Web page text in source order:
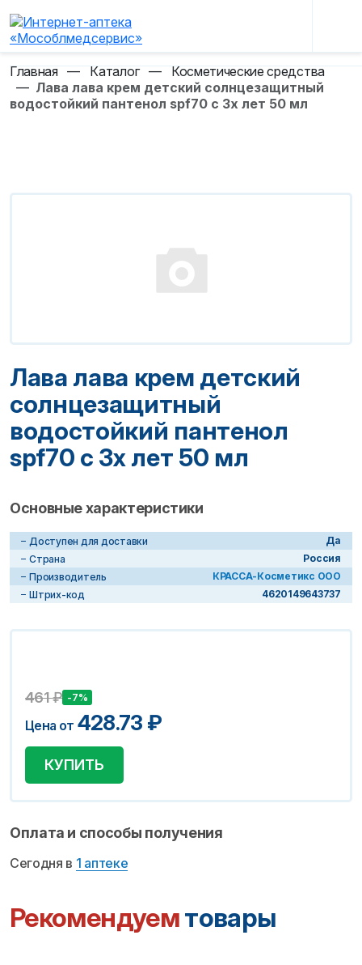
Главная — Каталог — Косметические средства
— Лава лава крем детский солнцезащитный
водостойкий пантенол spf70 с 3х лет 50 мл
Лава лава крем детский
солнцезащитный
водостойкий пантенол
spf70 с 3х лет 50 мл
Основные характеристики
Доступен для доставки
Да
Страна
Россия
Производитель
КРАССА-Косметикс ООО
Штрих-код
4620149643737
461₽ -7%
Цена от 428.73 ₽
КУПИТЬ
Оплата и способы получения
Сегодня в 1 аптеке
Рекомендуемтовары